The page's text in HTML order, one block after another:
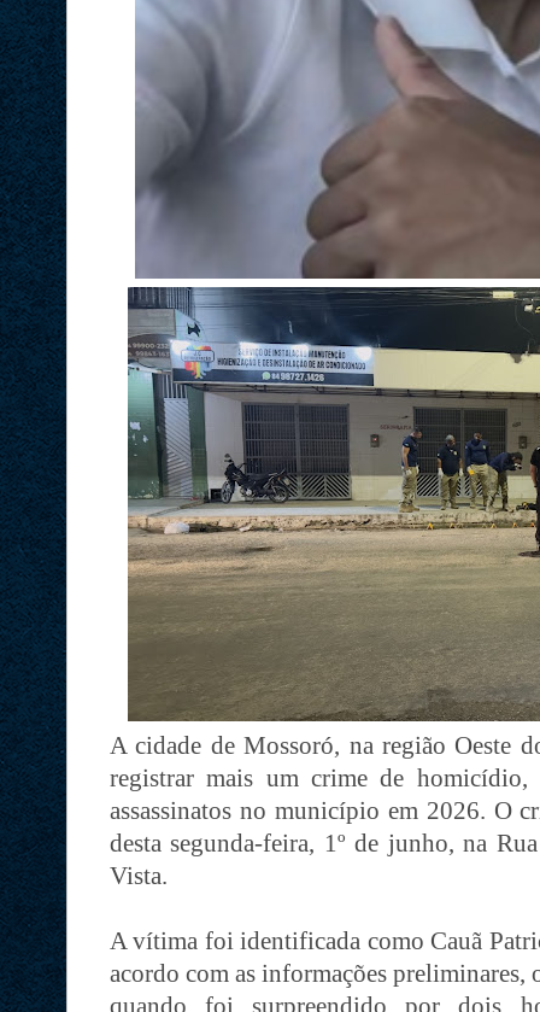
A cidade de Mossoró, na região Oeste
registrar mais um crime de
assassinatos no município em 2026. O
desta segunda-feira, 1º de junho, na
Vista.
A vítima foi identificada como Cauã
acordo com as informações
quando foi surpreendido por dois